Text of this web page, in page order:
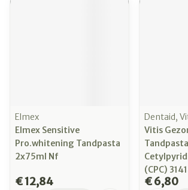
Elmex
Elmex Sensitive
Pro.whitening Tandpasta
2x75ml Nf
€ 12,84
Dentaid,
Vitis
(CPC)
€ 6,80